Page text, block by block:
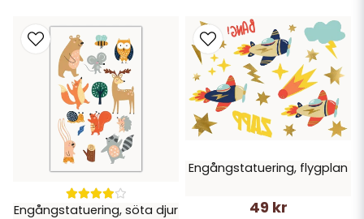
Engångstatuering, söta djur
Engångstatuering, flygplan
49 kr